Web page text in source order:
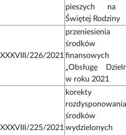
pieszych na
Świętej Rodziny
XXXVIII/226/2021
przeniesienia
środków
finansowych
„Obsługę
w roku 2021
XXXVIII/225/2021
korekty
środków
wydzielonych